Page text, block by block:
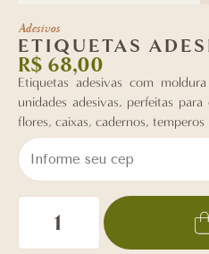
Adesivos
ETIQUETAS
R$ 68,00
Etiquetas adesivas com
unidades adesivas, perfeitas
flores, caixas, cadernos,